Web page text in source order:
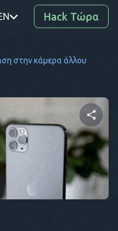
PT
DE
SV
Hack Τώρα
στην κάμερα άλλου
αυτό το